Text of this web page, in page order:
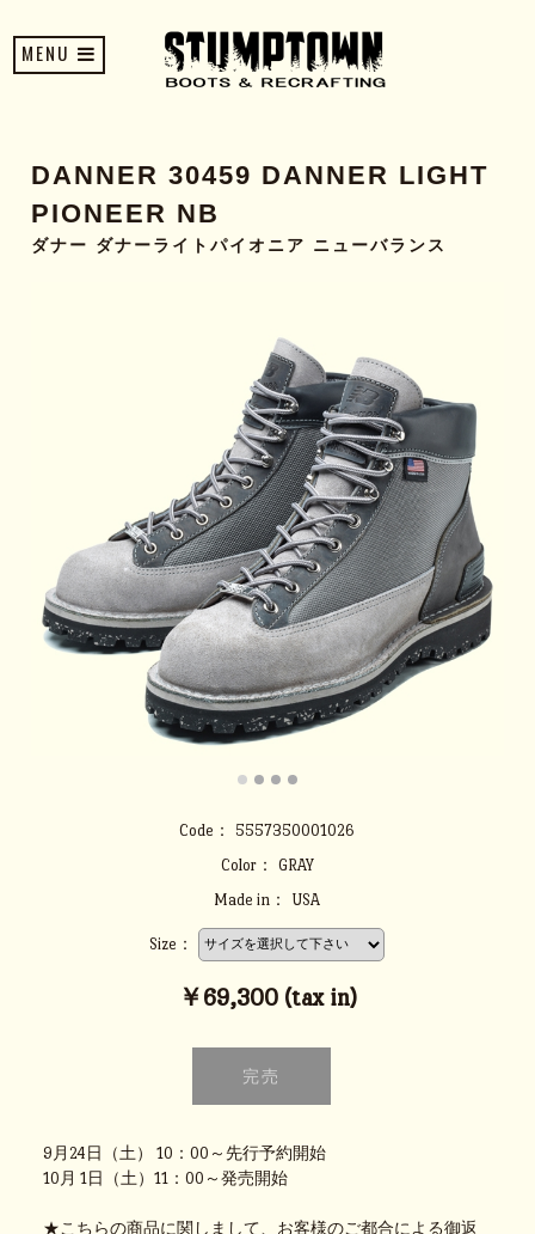
MENU
DANNER 30459 DANNER LIGHT
PIONEER NB
ダナー ダナーライトパイオニア ニューバランス
Code：
5557350001026
Color：
GRAY
Made in：
USA
Size：
￥69,300 (tax in)
9月24日（土） 10：00～先行予約開始
10月 1日（土）11：00～発売開始
★こちらの商品に関しまして、お客様のご都合による御返